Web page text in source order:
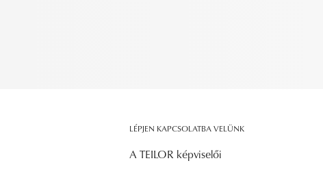
LÉPJEN KAPCSOLATBA VELÜNK
A TEILOR képviselői